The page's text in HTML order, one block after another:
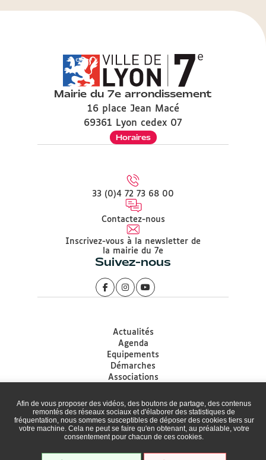
Afin de vous proposer des vidéos, des boutons de partage, des contenus
remontés des réseaux sociaux et d'élaborer des statistiques de
fréquentation, nous sommes susceptibles de déposer des cookies tiers sur
votre machine. Cela ne peut se faire qu'en obtenant, au préalable, votre
consentement pour chacun de ces cookies.
Mairie du 7e arrondissement
16 place Jean Macé
69361 Lyon cedex 07
Horaires
33 (0)4 72 73 68 00
Contactez-nous
Inscrivez-vous à la newsletter de
la mairie du 7e
Suivez-nous
Actualités
Agenda
Equipements
Démarches
Associations
Plan du site
Mentions légales
Protection des données
Politique de gestion des Cookies